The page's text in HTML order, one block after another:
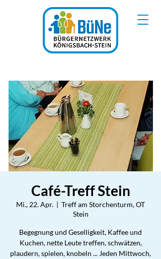
Café-Treff Stein
Mi., 22. Apr.
  |
Treff am Storchenturm, OT
Stein
Begegnung und Geselligkeit, Kaffee und
Kuchen, nette Leute treffen, schwätzen,
plaudern, spielen, knobeln ... Jeden Mittwoch,